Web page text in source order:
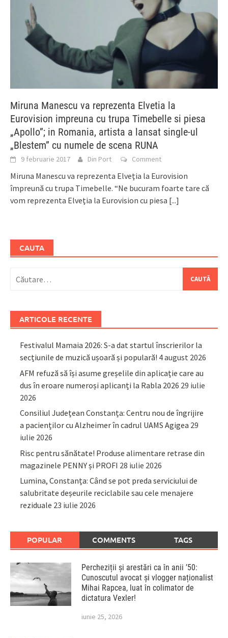
Miruna Manescu va reprezenta Elvetia la
Eurovision impreuna cu trupa Timebelle si piesa
„Apollo”; in Romania, artista a lansat single-ul
„Blestem” cu numele de scena RUNA
9 februarie 2017 Din Port Comment
Miruna Manescu va reprezenta Elveţia la Eurovision
împreună cu trupa Timebelle. “Ne bucuram foarte tare că
vom reprezenta Elveţia la Eurovision cu piesa [...]
CAUTA
după:
ARTICOLE RECENTE
Festivalul Mamaia 2026: S-a dat startul înscrierilor la
secțiunile de muzică ușoară și populară! 4 august 2026
AFM refuză să își asume greșelile din aplicație care au
dus în eroare numeroși aplicanți la Rabla 2026 29 iulie
2026
Consiliul Județean Constanța: Centru nou de îngrijire
a pacienților cu Alzheimer în cadrul UAMS Agigea 29
iulie 2026
Risc pentru sănătate! Produse alimentare retrase din
magazinele PENNY și PROFI 28 iulie 2026
Lumina, Constanța: Când se pot preda serviciului de
salubritate deșeurile reciclabile sau cele menajere
reziduale 23 iulie 2026
POPULAR COMMENTS TAGS
Percheziții și arestări ca în anii ’50:
Cunoscutul avocat și vlogger naționalist
Mihai Rapcea, luat în colimator de
dictatura Vexler!
iunie 25, 2026